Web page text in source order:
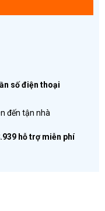
số điện thoại
đến tận nhà
hỗ trợ miễn phí